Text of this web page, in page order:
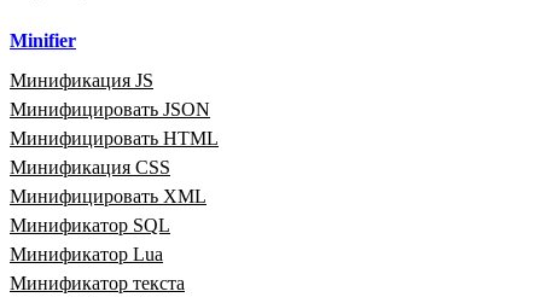
Minifier
Минификация JS
Минифицировать JSON
Минифицировать HTML
Минификация CSS
Минифицировать XML
Минификатор SQL
Минификатор Lua
Минификатор текста